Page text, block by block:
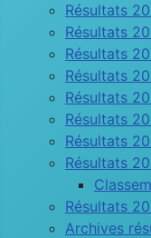
Résultats
Résultats
Résultats
Résultats
Résultats
Résultats
Résultats
Résultats
Résultats
Archives